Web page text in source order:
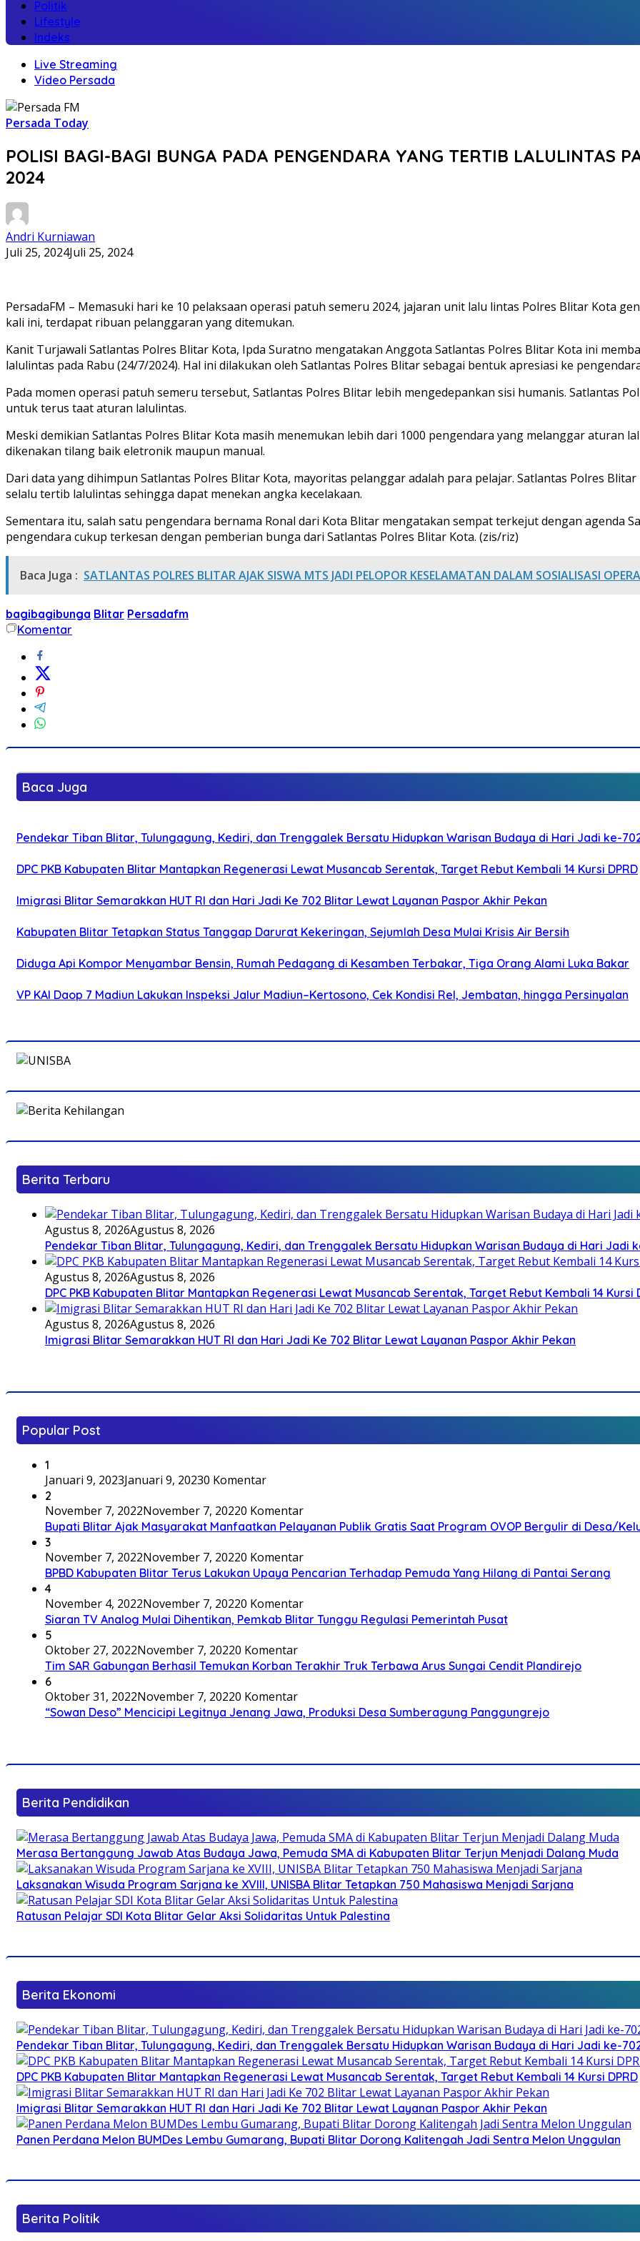
Politik
Lifestyle
Indeks
Live Streaming
Video Persada
Persada Today
POLISI BAGI-BAGI BUNGA PADA PENGENDARA YANG TERTIB LALULINTAS
2024
Andri Kurniawan
Juli 25, 2024Juli 25, 2024
PersadaFM – Memasuki hari ke 10 pelaksaan operasi patuh semeru 2024, jajaran unit lalu lintas Polres Blitar Kota
kali ini, terdapat ribuan pelanggaran yang ditemukan.
Kanit Turjawali Satlantas Polres Blitar Kota, Ipda Suratno mengatakan Anggota Satlantas Polres Blitar Kota ini
lalulintas pada Rabu (24/7/2024). Hal ini dilakukan oleh Satlantas Polres Blitar sebagai bentuk apresiasi ke
Pada momen operasi patuh semeru tersebut, Satlantas Polres Blitar lebih mengedepankan sisi humanis. Satlantas
untuk terus taat aturan lalulintas.
Meski demikian Satlantas Polres Blitar Kota masih menemukan lebih dari 1000 pengendara yang melanggar aturan
dikenakan tilang baik eletronik maupun manual.
Dari data yang dihimpun Satlantas Polres Blitar Kota, mayoritas pelanggar adalah para pelajar. Satlantas Polres
selalu tertib lalulintas sehingga dapat menekan angka kecelakaan.
Sementara itu, salah satu pengendara bernama Ronal dari Kota Blitar mengatakan sempat terkejut dengan agenda
pengendara cukup terkesan dengan pemberian bunga dari Satlantas Polres Blitar Kota. (zis/riz)
Baca Juga : SATLANTAS POLRES BLITAR AJAK SISWA MTS JADI PELOPOR KESELAMATAN DALAM SOSIALISASI
bagibagibunga Blitar Persadafm
Komentar
Baca Juga
Pendekar Tiban Blitar, Tulungagung, Kediri, dan Trenggalek Bersatu Hidupkan Warisan Budaya di Hari Jadi ke-
DPC PKB Kabupaten Blitar Mantapkan Regenerasi Lewat Musancab Serentak, Target Rebut Kembali 14 Kursi DPRD
Imigrasi Blitar Semarakkan HUT RI dan Hari Jadi Ke 702 Blitar Lewat Layanan Paspor Akhir Pekan
Kabupaten Blitar Tetapkan Status Tanggap Darurat Kekeringan, Sejumlah Desa Mulai Krisis Air Bersih
Diduga Api Kompor Menyambar Bensin, Rumah Pedagang di Kesamben Terbakar, Tiga Orang Alami Luka Bakar
VP KAI Daop 7 Madiun Lakukan Inspeksi Jalur Madiun–Kertosono, Cek Kondisi Rel, Jembatan, hingga Persinyalan
Berita Terbaru
Agustus 8, 2026Agustus 8, 2026
Pendekar Tiban Blitar, Tulungagung, Kediri, dan Trenggalek Bersatu Hidupkan Warisan Budaya di Hari Jadi
Agustus 8, 2026Agustus 8, 2026
DPC PKB Kabupaten Blitar Mantapkan Regenerasi Lewat Musancab Serentak, Target Rebut Kembali 14 Kursi
Agustus 8, 2026Agustus 8, 2026
Imigrasi Blitar Semarakkan HUT RI dan Hari Jadi Ke 702 Blitar Lewat Layanan Paspor Akhir Pekan
Popular Post
1
Januari 9, 2023Januari 9, 20230 Komentar
2
November 7, 2022November 7, 20220 Komentar
Bupati Blitar Ajak Masyarakat Manfaatkan Pelayanan Publik Gratis Saat Program OVOP Bergulir di Desa/
3
November 7, 2022November 7, 20220 Komentar
BPBD Kabupaten Blitar Terus Lakukan Upaya Pencarian Terhadap Pemuda Yang Hilang di Pantai Serang
4
November 4, 2022November 7, 20220 Komentar
Siaran TV Analog Mulai Dihentikan, Pemkab Blitar Tunggu Regulasi Pemerintah Pusat
5
Oktober 27, 2022November 7, 20220 Komentar
Tim SAR Gabungan Berhasil Temukan Korban Terakhir Truk Terbawa Arus Sungai Cendit Plandirejo
6
Oktober 31, 2022November 7, 20220 Komentar
“Sowan Deso” Mencicipi Legitnya Jenang Jawa, Produksi Desa Sumberagung Panggungrejo
Berita Pendidikan
Merasa Bertanggung Jawab Atas Budaya Jawa, Pemuda SMA di Kabupaten Blitar Terjun Menjadi Dalang Muda
Laksanakan Wisuda Program Sarjana ke XVIII, UNISBA Blitar Tetapkan 750 Mahasiswa Menjadi Sarjana
Ratusan Pelajar SDI Kota Blitar Gelar Aksi Solidaritas Untuk Palestina
Berita Ekonomi
Pendekar Tiban Blitar, Tulungagung, Kediri, dan Trenggalek Bersatu Hidupkan Warisan Budaya di Hari Jadi ke-
DPC PKB Kabupaten Blitar Mantapkan Regenerasi Lewat Musancab Serentak, Target Rebut Kembali 14 Kursi DPRD
Imigrasi Blitar Semarakkan HUT RI dan Hari Jadi Ke 702 Blitar Lewat Layanan Paspor Akhir Pekan
Panen Perdana Melon BUMDes Lembu Gumarang, Bupati Blitar Dorong Kalitengah Jadi Sentra Melon Unggulan
Berita Politik